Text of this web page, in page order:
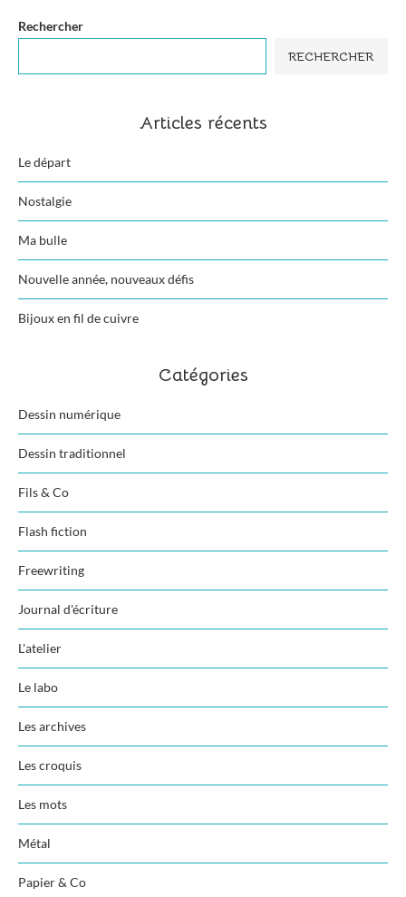
Rechercher
RECHERCHER
Articles récents
Le départ
Nostalgie
Ma bulle
Nouvelle année, nouveaux défis
Bijoux en fil de cuivre
Catégories
Dessin numérique
Dessin traditionnel
Fils & Co
Flash fiction
Freewriting
Journal d'écriture
L'atelier
Le labo
Les archives
Les croquis
Les mots
Métal
Papier & Co